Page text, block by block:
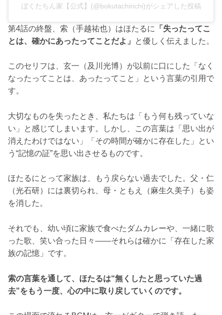
ぼくたちん家【公式】(@bokutachinchi)がシェアした投稿
第4話の終盤、索（手越祐也）はほたるに
「失ったってこ
とは、確かにあったってことだよ」
と優しく伝えました。
このセリフは、玄一（及川光博）が以前に口にした「なく
なったってことは、あったってこと」という言葉の引用で
す。
大切なものを失ったとき、私たちは「もう何も残っていな
い」と感じてしまいます。しかし、この言葉は「思い出が
消えたわけではない」「その時間が確かに存在した」とい
う“記憶の証”を思い出させるものです。
ほたるにとって家族は、もう戻らない過去でした。父・仁
（光石研）には裏切られ、母・ともえ（麻生久美子）も姿
を消した。
それでも、幼い頃に家族で食べたダムカレーや、一緒に歌
った歌、笑い合った日々——それらは確かに「存在した家
族の記憶」です。
索の言葉を通して、ほたるは“無くしたと思っていた過
去”をもう一度、心の中に取り戻していくのです。